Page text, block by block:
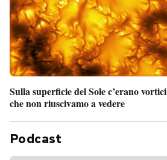
Sulla superficie del Sole c’erano vortici
che non riuscivamo a vedere
Podcast